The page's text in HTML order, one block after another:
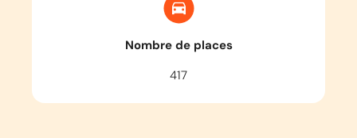
Nombre de places
417